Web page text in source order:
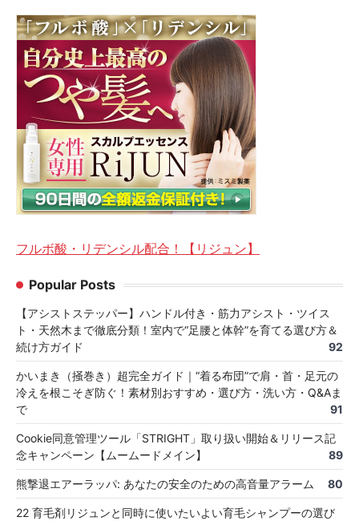
フルボ酸・リデンシル配合！【リジュン】
Popular Posts
【アシストステッパー】ハンドル付き・筋力アシスト・ツイス
ト・天然木まで徹底分類！室内で“足腰と体幹”を育てる選び方＆
続け方ガイド
92
かいまき（掻巻き）超完全ガイド｜“着る布団”で肩・首・足元の
冷えを根こそぎ防ぐ！素材別おすすめ・選び方・洗い方・Q&Aま
で
91
Cookie同意管理ツール「STRIGHT」取り扱い開始＆リリース記
念キャンペーン【ムームードメイン】
89
熊撃退エアーラッパ: あなたの安全のための高音量アラーム 80
22 育毛剤リジュンと同時に使いたいよい育毛シャンプーの選び